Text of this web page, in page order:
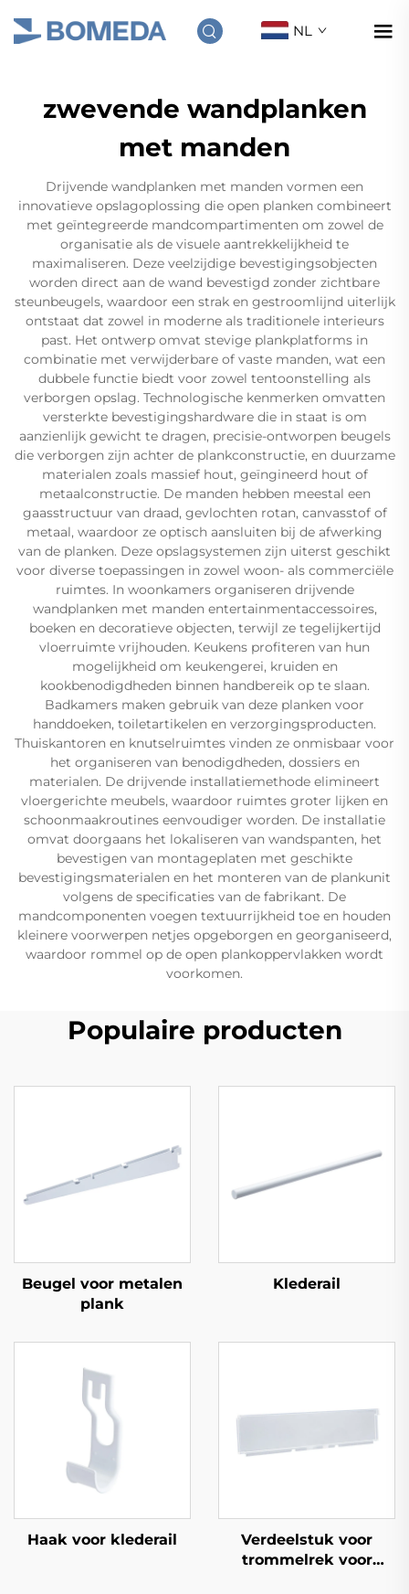
NL
zwevende wandplanken
met manden
Drijvende wandplanken met manden vormen een
innovatieve opslagoplossing die open planken combineert
met geïntegreerde mandcompartimenten om zowel de
organisatie als de visuele aantrekkelijkheid te
maximaliseren. Deze veelzijdige bevestigingsobjecten
worden direct aan de wand bevestigd zonder zichtbare
steunbeugels, waardoor een strak en gestroomlijnd uiterlijk
ontstaat dat zowel in moderne als traditionele interieurs
past. Het ontwerp omvat stevige plankplatforms in
combinatie met verwijderbare of vaste manden, wat een
dubbele functie biedt voor zowel tentoonstelling als
verborgen opslag. Technologische kenmerken omvatten
versterkte bevestigingshardware die in staat is om
aanzienlijk gewicht te dragen, precisie-ontworpen beugels
die verborgen zijn achter de plankconstructie, en duurzame
materialen zoals massief hout, geïngineerd hout of
metaalconstructie. De manden hebben meestal een
gaasstructuur van draad, gevlochten rotan, canvasstof of
metaal, waardoor ze optisch aansluiten bij de afwerking
van de planken. Deze opslagsystemen zijn uiterst geschikt
voor diverse toepassingen in zowel woon- als commerciële
ruimtes. In woonkamers organiseren drijvende
wandplanken met manden entertainmentaccessoires,
boeken en decoratieve objecten, terwijl ze tegelijkertijd
vloerruimte vrijhouden. Keukens profiteren van hun
mogelijkheid om keukengerei, kruiden en
kookbenodigdheden binnen handbereik op te slaan.
Badkamers maken gebruik van deze planken voor
handdoeken, toiletartikelen en verzorgingsproducten.
Thuiskantoren en knutselruimtes vinden ze onmisbaar voor
het organiseren van benodigdheden, dossiers en
materialen. De drijvende installatiemethode elimineert
vloergerichte meubels, waardoor ruimtes groter lijken en
schoonmaakroutines eenvoudiger worden. De installatie
omvat doorgaans het lokaliseren van wandspanten, het
bevestigen van montageplaten met geschikte
bevestigingsmaterialen en het monteren van de plankunit
volgens de specificaties van de fabrikant. De
mandcomponenten voegen textuurrijkheid toe en houden
kleinere voorwerpen netjes opgeborgen en georganiseerd,
waardoor rommel op de open plankoppervlakken wordt
voorkomen.
Populaire producten
Beugel voor metalen
plank
Klederail
Haak voor klederail
Verdeelstuk voor
trommelrek voor